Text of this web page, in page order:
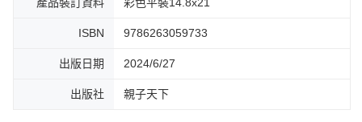
ISBN 9786263059733
出版日期 2024/6/27
出版社 親子天下